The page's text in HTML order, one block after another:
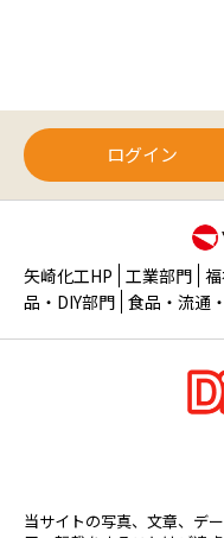
ログイン
矢崎化工HP 工業部門
品・DIY部門 食品・流通
当サイトの写真、文章、デ